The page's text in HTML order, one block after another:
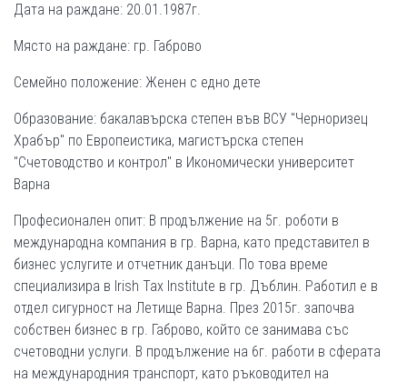
Дата на раждане: 20.01.1987г.
Място на раждане: гр. Габрово
Семейно положение: Женен с едно дете
Образование: бакалавърска степен във ВСУ "Черноризец
Храбър" по Европеистика, магистърска степен
"Счетоводство и контрол" в Икономически университет
Варна
Професионален опит: В продължение на 5г. роботи в
международна компания в гр. Варна, като представител в
бизнес услугите и отчетник данъци. По това време
специализира в Irish Tax Institute в гр. Дъблин. Работил е в
отдел сигурност на Летище Варна. През 2015г. започва
собствен бизнес в гр. Габрово, който се занимава със
счетоводни услуги. В продължение на 6г. работи в сферата
на международния транспорт, като ръководител на